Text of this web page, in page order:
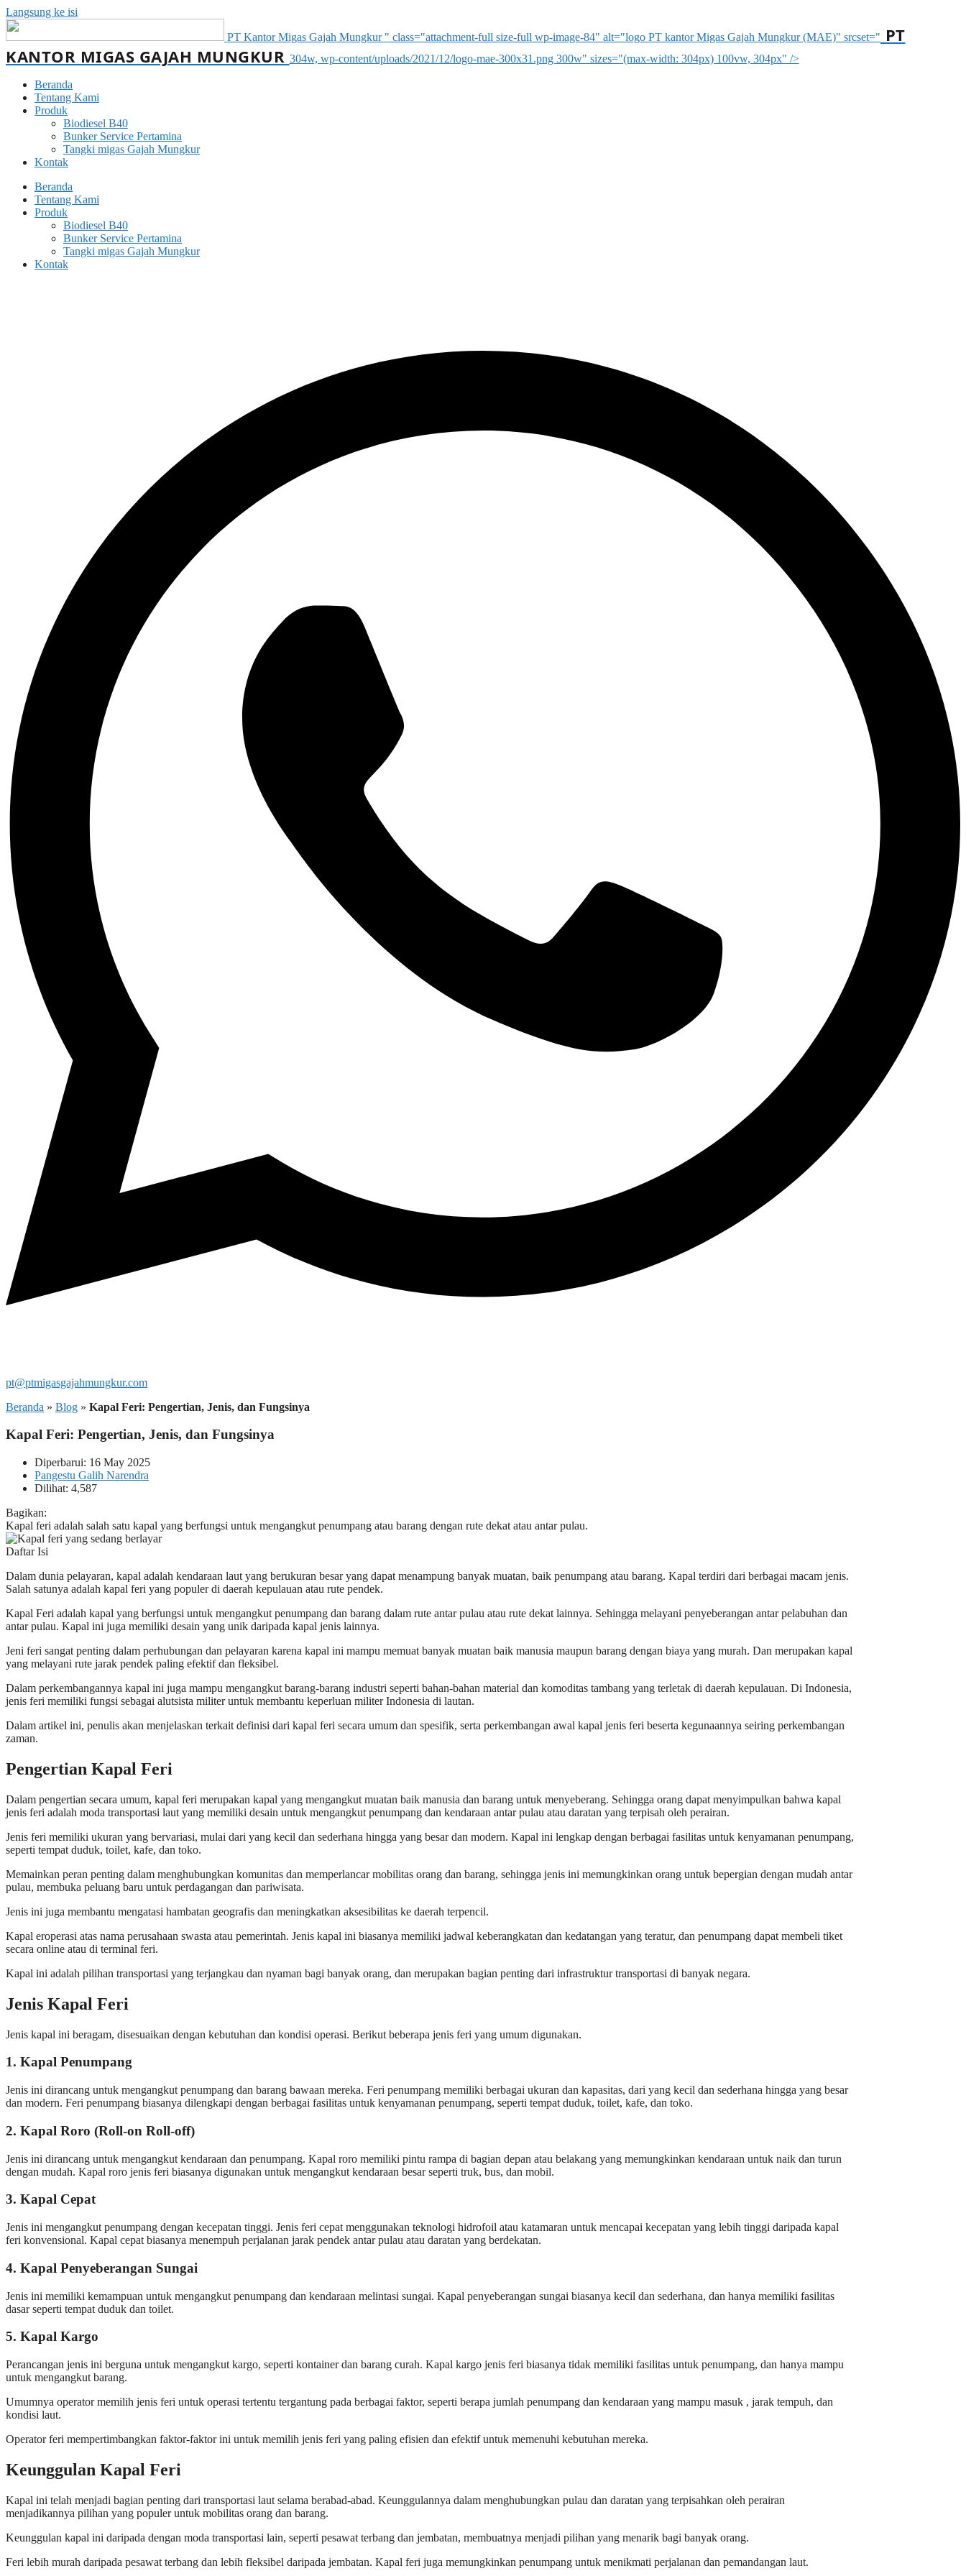
Langsung ke isi
PT Kantor Migas Gajah Mungkur " class="attachment-full size-full wp-image-84" alt="logo PT kantor Migas Gajah Mungkur (MAE)" srcset=" PT
KANTOR MIGAS GAJAH MUNGKUR 304w, wp-content/uploads/2021/12/logo-mae-300x31.png 300w" sizes="(max-width: 304px) 100vw, 304px" />
Beranda
Tentang Kami
Produk
Biodiesel B40
Bunker Service Pertamina
Tangki migas Gajah Mungkur
Kontak
Beranda
Tentang Kami
Produk
Biodiesel B40
Bunker Service Pertamina
Tangki migas Gajah Mungkur
Kontak
pt@ptmigasgajahmungkur.com
Beranda » Blog » Kapal Feri: Pengertian, Jenis, dan Fungsinya
Kapal Feri: Pengertian, Jenis, dan Fungsinya
Diperbarui: 16 May 2025
Pangestu Galih Narendra
Dilihat: 4,587
Bagikan:
Kapal feri adalah salah satu kapal yang berfungsi untuk mengangkut penumpang atau barang dengan rute dekat atau antar pulau.
Daftar Isi
Dalam dunia pelayaran, kapal adalah kendaraan laut yang berukuran besar yang dapat menampung banyak muatan, baik penumpang atau barang. Kapal terdiri dari berbagai macam jenis.
Salah satunya adalah kapal feri yang populer di daerah kepulauan atau rute pendek.
Kapal Feri adalah kapal yang berfungsi untuk mengangkut penumpang dan barang dalam rute antar pulau atau rute dekat lainnya. Sehingga melayani penyeberangan antar pelabuhan dan
antar pulau. Kapal ini juga memiliki desain yang unik daripada kapal jenis lainnya.
Jeni feri sangat penting dalam perhubungan dan pelayaran karena kapal ini mampu memuat banyak muatan baik manusia maupun barang dengan biaya yang murah. Dan merupakan kapal
yang melayani rute jarak pendek paling efektif dan fleksibel.
Dalam perkembangannya kapal ini juga mampu mengangkut barang-barang industri seperti bahan-bahan material dan komoditas tambang yang terletak di daerah kepulauan. Di Indonesia,
jenis feri memiliki fungsi sebagai alutsista militer untuk membantu keperluan militer Indonesia di lautan.
Dalam artikel ini, penulis akan menjelaskan terkait definisi dari kapal feri secara umum dan spesifik, serta perkembangan awal kapal jenis feri beserta kegunaannya seiring perkembangan
zaman.
Pengertian Kapal Feri
Dalam pengertian secara umum, kapal feri merupakan kapal yang mengangkut muatan baik manusia dan barang untuk menyeberang. Sehingga orang dapat menyimpulkan bahwa kapal
jenis feri adalah moda transportasi laut yang memiliki desain untuk mengangkut penumpang dan kendaraan antar pulau atau daratan yang terpisah oleh perairan.
Jenis feri memiliki ukuran yang bervariasi, mulai dari yang kecil dan sederhana hingga yang besar dan modern. Kapal ini lengkap dengan berbagai fasilitas untuk kenyamanan penumpang,
seperti tempat duduk, toilet, kafe, dan toko.
Memainkan peran penting dalam menghubungkan komunitas dan memperlancar mobilitas orang dan barang, sehingga jenis ini memungkinkan orang untuk bepergian dengan mudah antar
pulau, membuka peluang baru untuk perdagangan dan pariwisata.
Jenis ini juga membantu mengatasi hambatan geografis dan meningkatkan aksesibilitas ke daerah terpencil.
Kapal eroperasi atas nama perusahaan swasta atau pemerintah. Jenis kapal ini biasanya memiliki jadwal keberangkatan dan kedatangan yang teratur, dan penumpang dapat membeli tiket
secara online atau di terminal feri.
Kapal ini adalah pilihan transportasi yang terjangkau dan nyaman bagi banyak orang, dan merupakan bagian penting dari infrastruktur transportasi di banyak negara.
Jenis Kapal Feri
Jenis kapal ini beragam, disesuaikan dengan kebutuhan dan kondisi operasi. Berikut beberapa jenis feri yang umum digunakan.
1. Kapal Penumpang
Jenis ini dirancang untuk mengangkut penumpang dan barang bawaan mereka. Feri penumpang memiliki berbagai ukuran dan kapasitas, dari yang kecil dan sederhana hingga yang besar
dan modern. Feri penumpang biasanya dilengkapi dengan berbagai fasilitas untuk kenyamanan penumpang, seperti tempat duduk, toilet, kafe, dan toko.
2. Kapal Roro (Roll-on Roll-off)
Jenis ini dirancang untuk mengangkut kendaraan dan penumpang. Kapal roro memiliki pintu rampa di bagian depan atau belakang yang memungkinkan kendaraan untuk naik dan turun
dengan mudah. Kapal roro jenis feri biasanya digunakan untuk mengangkut kendaraan besar seperti truk, bus, dan mobil.
3. Kapal Cepat
Jenis ini mengangkut penumpang dengan kecepatan tinggi. Jenis feri cepat menggunakan teknologi hidrofoil atau katamaran untuk mencapai kecepatan yang lebih tinggi daripada kapal
feri konvensional. Kapal cepat biasanya menempuh perjalanan jarak pendek antar pulau atau daratan yang berdekatan.
4. Kapal Penyeberangan Sungai
Jenis ini memiliki kemampuan untuk mengangkut penumpang dan kendaraan melintasi sungai. Kapal penyeberangan sungai biasanya kecil dan sederhana, dan hanya memiliki fasilitas
dasar seperti tempat duduk dan toilet.
5. Kapal Kargo
Perancangan jenis ini berguna untuk mengangkut kargo, seperti kontainer dan barang curah. Kapal kargo jenis feri biasanya tidak memiliki fasilitas untuk penumpang, dan hanya mampu
untuk mengangkut barang.
Umumnya operator memilih jenis feri untuk operasi tertentu tergantung pada berbagai faktor, seperti berapa jumlah penumpang dan kendaraan yang mampu masuk , jarak tempuh, dan
kondisi laut.
Operator feri mempertimbangkan faktor-faktor ini untuk memilih jenis feri yang paling efisien dan efektif untuk memenuhi kebutuhan mereka.
Keunggulan Kapal Feri
Kapal ini telah menjadi bagian penting dari transportasi laut selama berabad-abad. Keunggulannya dalam menghubungkan pulau dan daratan yang terpisahkan oleh perairan
menjadikannya pilihan yang populer untuk mobilitas orang dan barang.
Keunggulan kapal ini daripada dengan moda transportasi lain, seperti pesawat terbang dan jembatan, membuatnya menjadi pilihan yang menarik bagi banyak orang.
Feri lebih murah daripada pesawat terbang dan lebih fleksibel daripada jembatan. Kapal feri juga memungkinkan penumpang untuk menikmati perjalanan dan pemandangan laut.